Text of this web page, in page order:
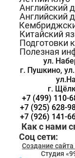
Английский
Английский
Китайский
Подготовки
Полезная
ул.
г. Пушкино,
г.
+7 (499) 110-
+7 (925) 628-
+7 (926) 141-
Как с нами
Соц сети:
Создание
Студия